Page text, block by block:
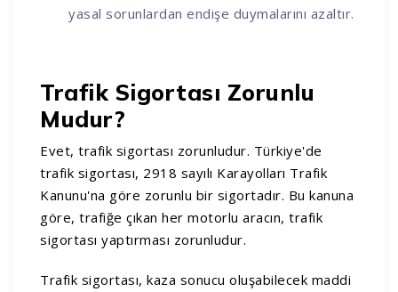
yasal sorunlardan endişe duymalarını azaltır.
Trafik Sigortası Zorunlu
Mudur?
Evet, trafik sigortası zorunludur. Türkiye'de
trafik sigortası, 2918 sayılı Karayolları Trafik
Kanunu'na göre zorunlu bir sigortadır. Bu kanuna
göre, trafiğe çıkan her motorlu aracın, trafik
sigortası yaptırması zorunludur.
Trafik sigortası, kaza sonucu oluşabilecek maddi